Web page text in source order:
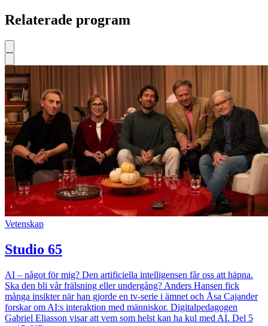
Relaterade program
Vetenskap
Studio 65
AI – något för mig? Den artificiella intelligensen får oss att häpna.
Ska den bli vår frälsning eller undergång? Anders Hansen fick
många insikter när han gjorde en tv-serie i ämnet och Åsa Cajander
forskar om AI:s interaktion med människor. Digitalpedagogen
Gabriel Eliasson visar att vem som helst kan ha kul med AI. Del 5